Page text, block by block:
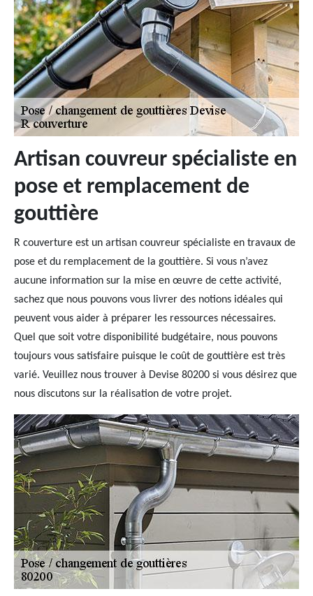
Artisan couvreur spécialiste en
pose et remplacement de
gouttière
R couverture est un artisan couvreur spécialiste en travaux de
pose et du remplacement de la gouttière. Si vous n’avez
aucune information sur la mise en œuvre de cette activité,
sachez que nous pouvons vous livrer des notions idéales qui
peuvent vous aider à préparer les ressources nécessaires.
Quel que soit votre disponibilité budgétaire, nous pouvons
toujours vous satisfaire puisque le coût de gouttière est très
varié. Veuillez nous trouver à Devise 80200 si vous désirez que
nous discutons sur la réalisation de votre projet.